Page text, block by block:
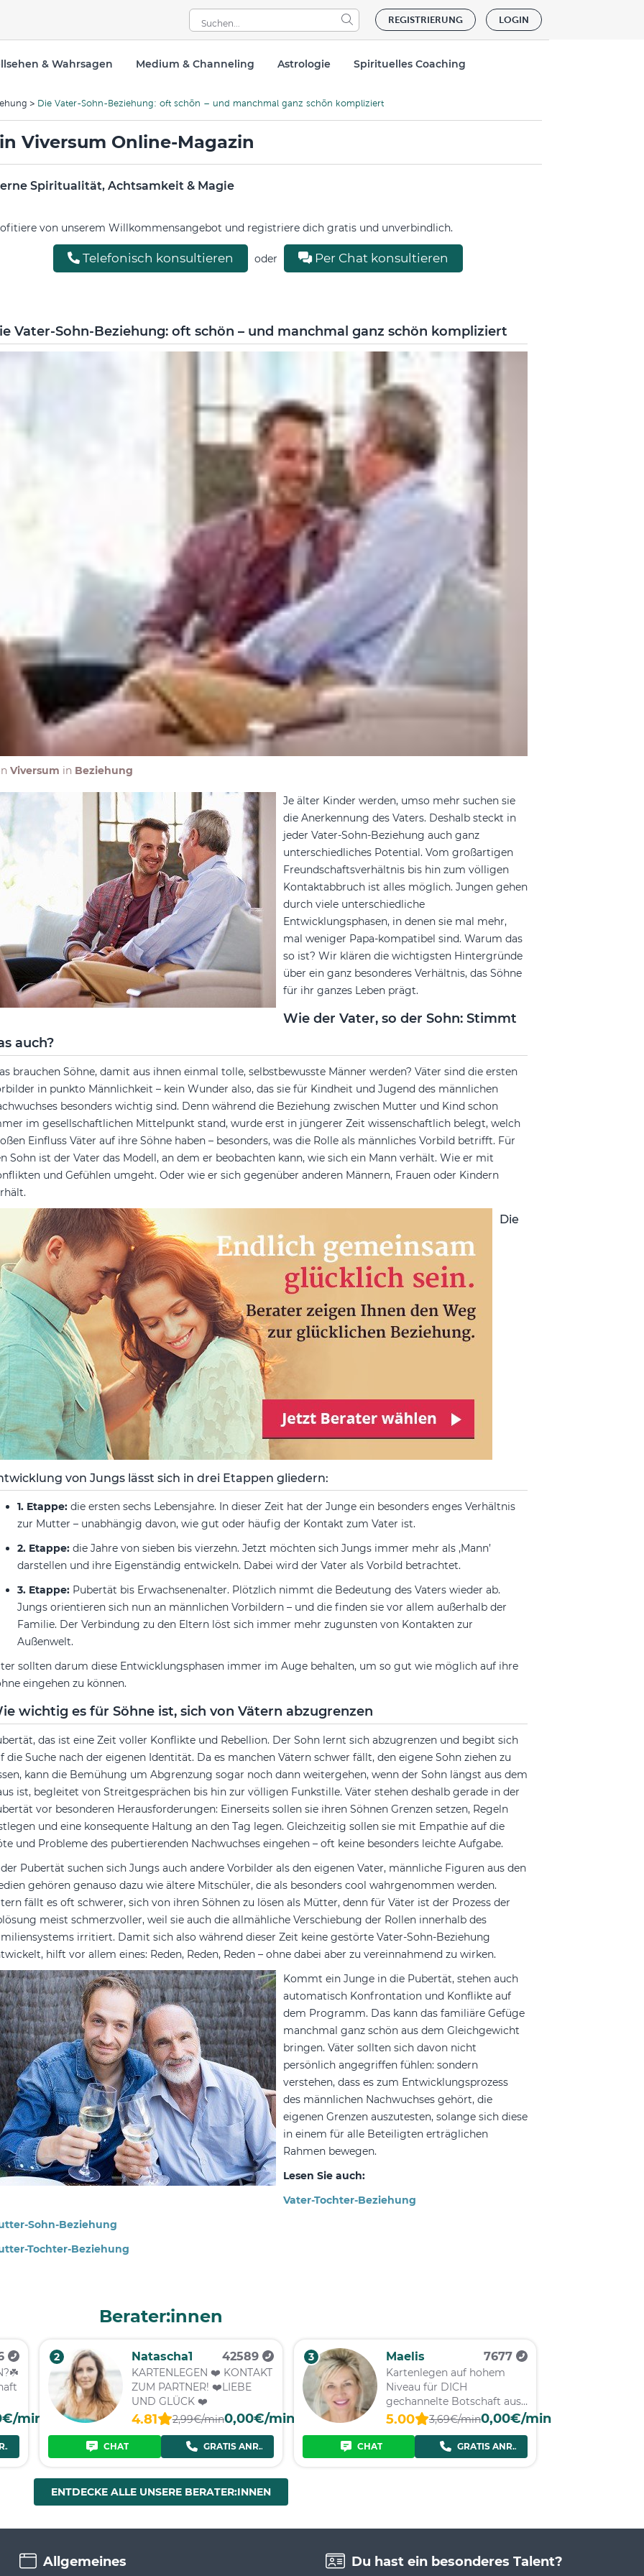
REGISTRIERUNG LOGIN
& Wahrsagen Medium & Channeling Astrologie Spirituelles Coaching
Die Vater-Sohn-Beziehung: oft schön – und manchmal ganz schön kompliziert
Viversum Online-Magazin
Spiritualität, Achtsamkeit & Magie
von unserem Willkommensangebot und registriere dich gratis und unverbindlich.
Telefonisch konsultieren oder Per Chat konsultieren
Vater-Sohn-Beziehung: oft schön – und manchmal ganz schön kompliziert
Viversum in Beziehung
Je älter Kinder werden, umso mehr suchen sie
die Anerkennung des Vaters. Deshalb steckt in
jeder Vater-Sohn-Beziehung auch ganz
unterschiedliches Potential. Vom großartigen
Freundschaftsverhältnis bis hin zum völligen
Kontaktabbruch ist alles möglich. Jungen gehen
durch viele unterschiedliche
Entwicklungsphasen, in denen sie mal mehr,
mal weniger Papa-kompatibel sind. Warum das
so ist? Wir klären die wichtigsten Hintergründe
über ein ganz besonderes Verhältnis, das Söhne
für ihr ganzes Leben prägt.
Wie der Vater, so der Sohn: Stimmt
auch?
brauchen Söhne, damit aus ihnen einmal tolle, selbstbewusste Männer werden? Väter sind die ersten
in punkto Männlichkeit – kein Wunder also, das sie für Kindheit und Jugend des männlichen
besonders wichtig sind. Denn während die Beziehung zwischen Mutter und Kind schon
im gesellschaftlichen Mittelpunkt stand, wurde erst in jüngerer Zeit wissenschaftlich belegt, welch
Einfluss Väter auf ihre Söhne haben – besonders, was die Rolle als männliches Vorbild betrifft. Für
Sohn ist der Vater das Modell, an dem er beobachten kann, wie sich ein Mann verhält. Wie er mit
und Gefühlen umgeht. Oder wie er sich gegenüber anderen Männern, Frauen oder Kindern
Die
von Jungs lässt sich in drei Etappen gliedern:
1. Etappe: die ersten sechs Lebensjahre. In dieser Zeit hat der Junge ein besonders enges Verhältnis
zur Mutter – unabhängig davon, wie gut oder häufig der Kontakt zum Vater ist.
2. Etappe: die Jahre von sieben bis vierzehn. Jetzt möchten sich Jungs immer mehr als ‚Mann’
darstellen und ihre Eigenständig entwickeln. Dabei wird der Vater als Vorbild betrachtet.
3. Etappe: Pubertät bis Erwachsenenalter. Plötzlich nimmt die Bedeutung des Vaters wieder ab.
Jungs orientieren sich nun an männlichen Vorbildern – und die finden sie vor allem außerhalb der
Familie. Der Verbindung zu den Eltern löst sich immer mehr zugunsten von Kontakten zur
Außenwelt.
sollten darum diese Entwicklungsphasen immer im Auge behalten, um so gut wie möglich auf ihre
eingehen zu können.
wichtig es für Söhne ist, sich von Vätern abzugrenzen
das ist eine Zeit voller Konflikte und Rebellion. Der Sohn lernt sich abzugrenzen und begibt sich
die Suche nach der eigenen Identität. Da es manchen Vätern schwer fällt, den eigene Sohn ziehen zu
kann die Bemühung um Abgrenzung sogar noch dann weitergehen, wenn der Sohn längst aus dem
ist, begleitet von Streitgesprächen bis hin zur völligen Funkstille. Väter stehen deshalb gerade in der
vor besonderen Herausforderungen: Einerseits sollen sie ihren Söhnen Grenzen setzen, Regeln
und eine konsequente Haltung an den Tag legen. Gleichzeitig sollen sie mit Empathie auf die
und Probleme des pubertierenden Nachwuchses eingehen – oft keine besonders leichte Aufgabe.
Pubertät suchen sich Jungs auch andere Vorbilder als den eigenen Vater, männliche Figuren aus den
gehören genauso dazu wie ältere Mitschüler, die als besonders cool wahrgenommen werden.
fällt es oft schwerer, sich von ihren Söhnen zu lösen als Mütter, denn für Väter ist der Prozess der
meist schmerzvoller, weil sie auch die allmähliche Verschiebung der Rollen innerhalb des
irritiert. Damit sich also während dieser Zeit keine gestörte Vater-Sohn-Beziehung
hilft vor allem eines: Reden, Reden, Reden – ohne dabei aber zu vereinnahmend zu wirken.
Kommt ein Junge in die Pubertät, stehen auch
automatisch Konfrontation und Konflikte auf
dem Programm. Das kann das familiäre Gefüge
manchmal ganz schön aus dem Gleichgewicht
bringen. Väter sollten sich davon nicht
persönlich angegriffen fühlen: sondern
verstehen, dass es zum Entwicklungsprozess
des männlichen Nachwuchses gehört, die
eigenen Grenzen auszutesten, solange sich diese
in einem für alle Beteiligten erträglichen
Rahmen bewegen.
Lesen Sie auch:
Vater-Tochter-Beziehung
Sohn-Beziehung
Tochter-Beziehung
Berater:innen
min
2 Natascha1 42589
KARTENLEGEN ❤️ KONTAKT
ZUM PARTNER! ❤️LIEBE
UND GLÜCK ❤️
4.81 2,99€/min0,00€/min
CHAT GRATIS ANRUF
3 Maelis 7677
Kartenlegen auf hohem
Niveau für DICH
gechannelte Botschaft aus
dem Engelreich
5.00 3,69€/min0,00€/min
CHAT GRATIS ANRUF
ENTDECKE ALLE UNSERE BERATER:INNEN
Allgemeines Du hast ein besonderes Talent?